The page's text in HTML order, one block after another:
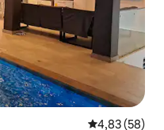
Calificación
4,83 (58)